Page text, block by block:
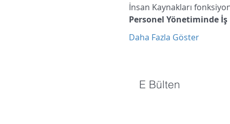
Daha Fazla Göster
E Bülten